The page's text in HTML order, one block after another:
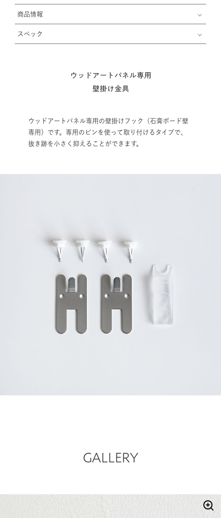
商品情報
スペック
ウッドアートパネル専用
壁掛け金具
ウッドアートパネル専用の壁掛けフック（石膏ボード壁
専用）です。専用のピンを使って取り付けるタイプで、
抜き跡を小さく抑えることができます。
GALLERY